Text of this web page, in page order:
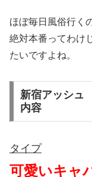
ほぼ毎日風俗行く
絶対本番ってわけ
たいですよね。
新宿アッシ
内容
タイプ
可愛いキャ